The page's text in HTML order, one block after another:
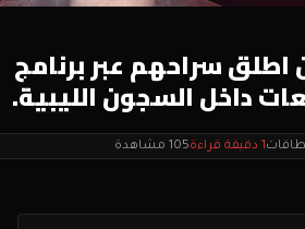
اطلق سراحهم عبر برنامج
داخل السجون الليبية.
1 دقيقة قراءة 105 مشاهدة